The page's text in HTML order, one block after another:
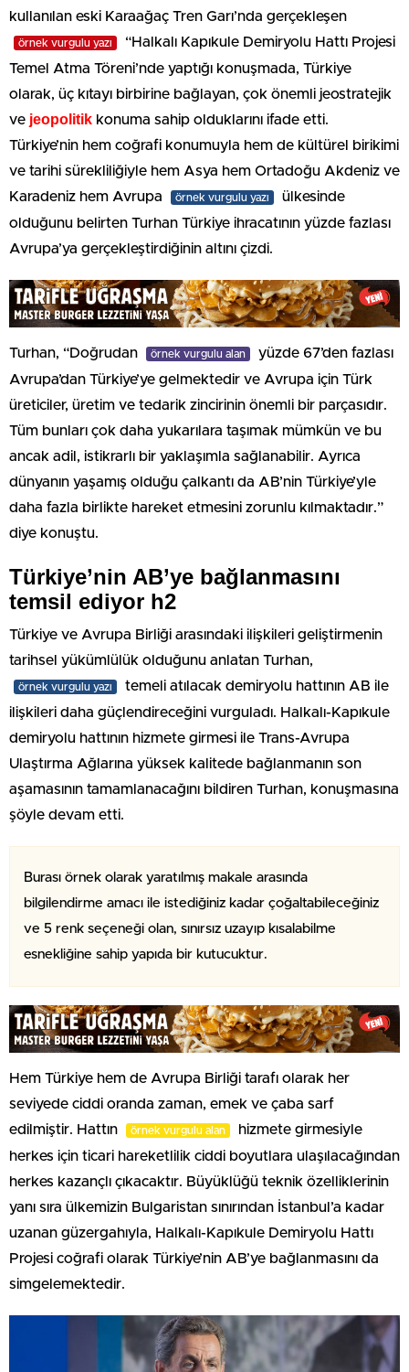
kullanılan eski Karaağaç Tren Garı’nda gerçekleşen
örnek vurgulu yazı
“Halkalı Kapıkule Demiryolu Hattı Projesi
Temel Atma Töreni’nde yaptığı konuşmada, Türkiye
olarak, üç kıtayı birbirine bağlayan, çok önemli jeostratejik
ve jeopolitik konuma sahip olduklarını ifade etti.
Türkiye’nin hem coğrafi konumuyla hem de kültürel birikimi
ve tarihi sürekliliğiyle hem Asya hem Ortadoğu Akdeniz ve
Karadeniz hem Avrupa
örnek vurgulu yazı
ülkesinde
olduğunu belirten Turhan Türkiye ihracatının yüzde fazlası
Avrupa’ya gerçekleştirdiğinin altını çizdi.
Turhan, “Doğrudan örnek vurgulu alan
yüzde 67’den fazlası
Avrupa’dan Türkiye’ye gelmektedir ve Avrupa için Türk
üreticiler, üretim ve tedarik zincirinin önemli bir parçasıdır.
Tüm bunları çok daha yukarılara taşımak mümkün ve bu
ancak adil, istikrarlı bir yaklaşımla sağlanabilir. Ayrıca
dünyanın yaşamış olduğu çalkantı da AB’nin Türkiye’yle
daha fazla birlikte hareket etmesini zorunlu kılmaktadır.”
diye konuştu.
Türkiye’nin AB’ye bağlanmasını
temsil ediyor h2
Türkiye ve Avrupa Birliği arasındaki ilişkileri geliştirmenin
tarihsel yükümlülük olduğunu anlatan Turhan,
örnek vurgulu yazı
temeli atılacak demiryolu hattının AB ile
ilişkileri daha güçlendireceğini vurguladı. Halkalı-Kapıkule
demiryolu hattının hizmete girmesi ile Trans-Avrupa
Ulaştırma Ağlarına yüksek kalitede bağlanmanın son
aşamasının tamamlanacağını bildiren Turhan, konuşmasına
şöyle devam etti.
Burası örnek olarak yaratılmış makale arasında
bilgilendirme amacı ile istediğiniz kadar çoğaltabileceğiniz
ve 5 renk seçeneği olan, sınırsız uzayıp kısalabilme
esnekliğine sahip yapıda bir kutucuktur.
Hem Türkiye hem de Avrupa Birliği tarafı olarak her
seviyede ciddi oranda zaman, emek ve çaba sarf
edilmiştir. Hattın
örnek vurgulu alan
hizmete girmesiyle
herkes için ticari hareketlilik ciddi boyutlara ulaşılacağından
herkes kazançlı çıkacaktır. Büyüklüğü teknik özelliklerinin
yanı sıra ülkemizin Bulgaristan sınırından İstanbul’a kadar
uzanan güzergahıyla, Halkalı-Kapıkule Demiryolu Hattı
Projesi coğrafi olarak Türkiye’nin AB’ye bağlanmasını da
simgelemektedir.